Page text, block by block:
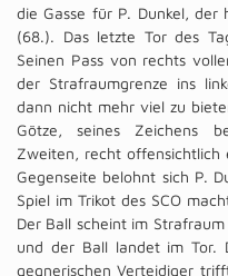
die Gasse für P. Dunkel,
(68.). Das letzte Tor des
Seinen Pass von rechts
der Strafraumgrenze ins
dann nicht mehr viel zu
Götze, seines Zeichens
Zweiten, recht offensichtlich
Gegenseite belohnt sich P.
Spiel im Trikot des SCO
Der Ball scheint im
und der Ball landet im Tor.
gegnerischen Verteidiger